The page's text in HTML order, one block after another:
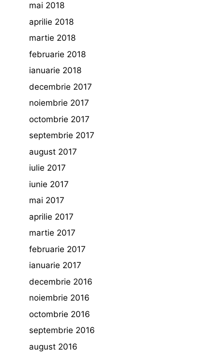
mai 2018
aprilie 2018
martie 2018
februarie 2018
ianuarie 2018
decembrie 2017
noiembrie 2017
octombrie 2017
septembrie 2017
august 2017
iulie 2017
iunie 2017
mai 2017
aprilie 2017
martie 2017
februarie 2017
ianuarie 2017
decembrie 2016
noiembrie 2016
octombrie 2016
septembrie 2016
august 2016